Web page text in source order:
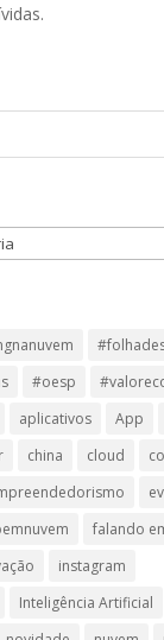
#oesp
aplicativos App
china cloud
falando
instagram
Inteligência Artificial